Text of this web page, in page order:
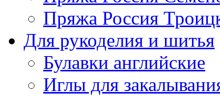
Пряжа Россия
Для рукоделия и шитья
Булавки английские
Иглы для